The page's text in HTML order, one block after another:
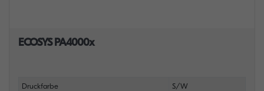
ECOSYS PA4000x
Druckfarbe S/W